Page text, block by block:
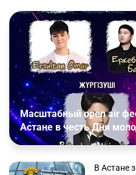
Масштабный open air
Астане в честь Дня
В Астане